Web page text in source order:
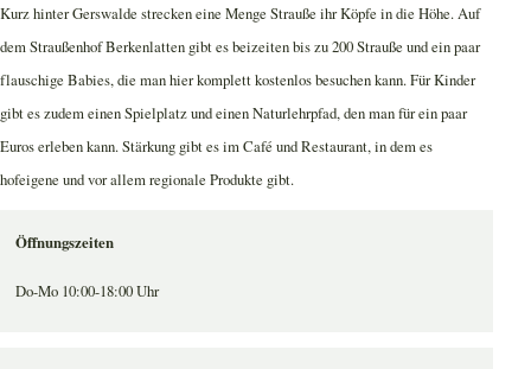
Kurz hinter Gerswalde strecken eine Menge Strauße ihr Köpfe in die Höhe. Auf
dem Straußenhof Berkenlatten gibt es beizeiten bis zu 200 Strauße und ein paar
flauschige Babies, die man hier komplett kostenlos besuchen kann. Für Kinder
gibt es zudem einen Spielplatz und einen Naturlehrpfad, den man für ein paar
Euros erleben kann. Stärkung gibt es im Café und Restaurant, in dem es
hofeigene und vor allem regionale Produkte gibt.
Öffnungszeiten
Do-Mo 10:00-18:00 Uhr